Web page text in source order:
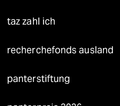
taz zahl ich
recherchefonds ausland
panterstiftung